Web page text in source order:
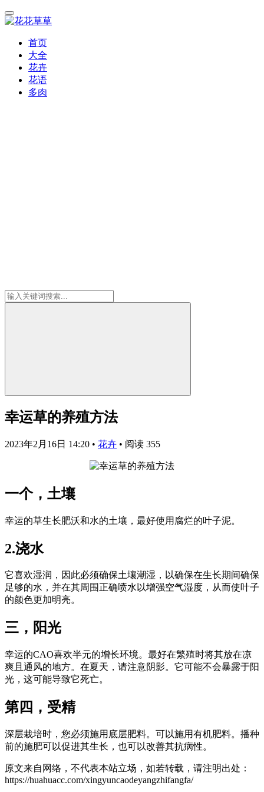
首页
大全
花卉
花语
多肉
幸运草的养殖方法
2023年2月16日 14:20 • 花卉 • 阅读 355
一个，土壤
幸运的草生长肥沃和水的土壤，最好使用腐烂的叶子泥。
2.浇水
它喜欢湿润，因此必须确保土壤潮湿，以确保在生长期间确保
足够的水，并在其周围正确喷水以增强空气湿度，从而使叶子
的颜色更加明亮。
三，阳光
幸运的CAO喜欢半元的增长环境。最好在繁殖时将其放在凉
爽且通风的地方。在夏天，请注意阴影。它可能不会暴露于阳
光，这可能导致它死亡。
第四，受精
深层栽培时，您必须施用底层肥料。可以施用有机肥料。播种
前的施肥可以促进其生长，也可以改善其抗病性。
原文来自网络，不代表本站立场，如若转载，请注明出处：
https://huahuacc.com/xingyuncaodeyangzhifangfa/